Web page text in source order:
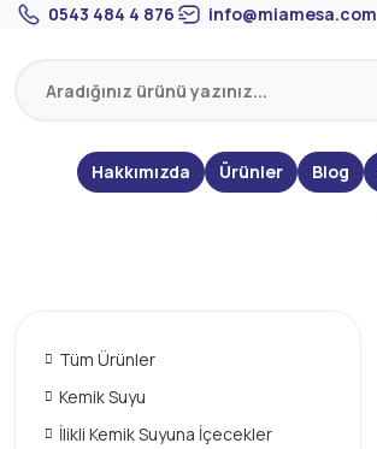
0543 484 4 876 info@miamesa.com
Hakkımızda Ürünler Blog
Tüm Ürünler
Kemik Suyu
İlikli Kemik Suyuna İçecekler